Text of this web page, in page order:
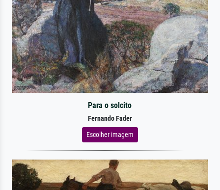
Para o solcito
Fernando Fader
Escolher imagem